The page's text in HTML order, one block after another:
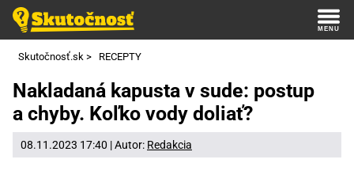
Skutočnosť.sk > RECEPTY
Nakladaná kapusta v sude: postup
a chyby. Koľko vody doliať?
08.11.2023 17:40 | Autor: Redakcia